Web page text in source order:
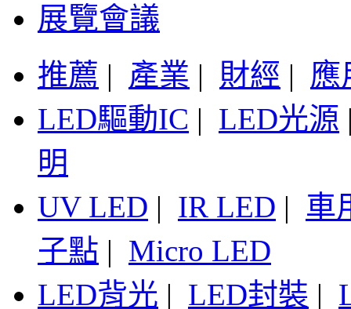
展覽會議
推薦 | 產業 | 財經 | 應
LED驅動IC | LED光源
明
UV LED | IR LED | 車
子點 | Micro LED
LED背光 | LED封裝 |